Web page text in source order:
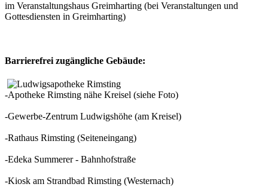
im Veranstaltungshaus Greimharting (bei Veranstaltungen und
Gottesdiensten in Greimharting)
Barrierefrei zugängliche Gebäude:
-Apotheke Rimsting nähe Kreisel (siehe Foto)
-Gewerbe-Zentrum Ludwigshöhe (am Kreisel)
-Rathaus Rimsting (Seiteneingang)
-Edeka Summerer - Bahnhofstraße
-Kiosk am Strandbad Rimsting (Westernach)